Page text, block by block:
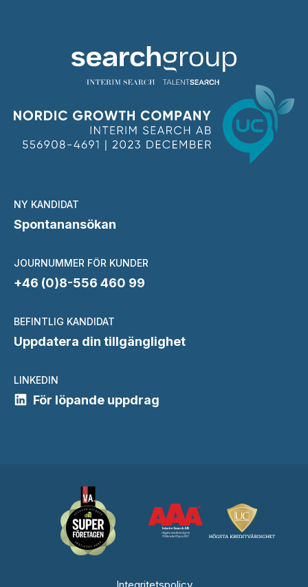
NY KANDIDAT
Spontanansökan
JOURNUMMER FÖR KUNDER
+46 (0)8-556 460 99
BEFINTLIG KANDIDAT
Uppdatera din tillgänglighet
LINKEDIN
För löpande uppdrag